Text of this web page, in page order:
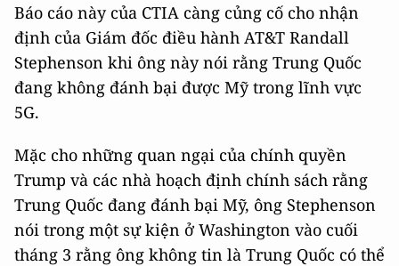
Báo cáo này của CTIA càng củng cố cho nhận
định của Giám đốc điều hành AT&T Randall
Stephenson khi ông này nói rằng Trung Quốc
đang không đánh bại được Mỹ trong lĩnh vực
5G.
Mặc cho những quan ngại của chính quyền
Trump và các nhà hoạch định chính sách rằng
Trung Quốc đang đánh bại Mỹ, ông Stephenson
nói trong một sự kiện ở Washington vào cuối
tháng 3 rằng ông không tin là Trung Quốc có thể